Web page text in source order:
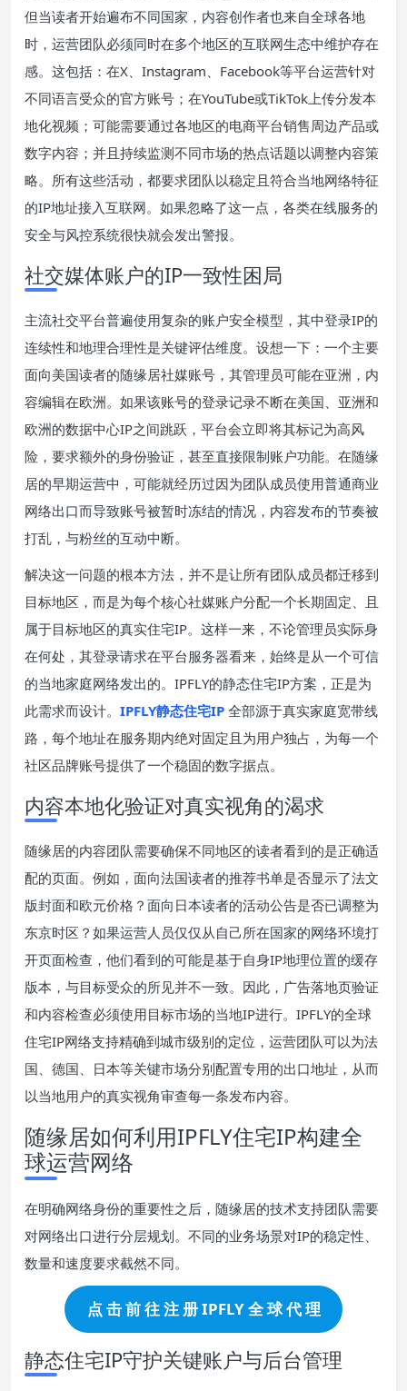
但当读者开始遍布不同国家，内容创作者也来自全球各地
时，运营团队必须同时在多个地区的互联网生态中维护存在
感。这包括：在X、Instagram、Facebook等平台运营针对
不同语言受众的官方账号；在YouTube或TikTok上传分发本
地化视频；可能需要通过各地区的电商平台销售周边产品或
数字内容；并且持续监测不同市场的热点话题以调整内容策
略。所有这些活动，都要求团队以稳定且符合当地网络特征
的IP地址接入互联网。如果忽略了这一点，各类在线服务的
安全与风控系统很快就会发出警报。
社交媒体账户的IP一致性困局
主流社交平台普遍使用复杂的账户安全模型，其中登录IP的
连续性和地理合理性是关键评估维度。设想一下：一个主要
面向美国读者的随缘居社媒账号，其管理员可能在亚洲，内
容编辑在欧洲。如果该账号的登录记录不断在美国、亚洲和
欧洲的数据中心IP之间跳跃，平台会立即将其标记为高风
险，要求额外的身份验证，甚至直接限制账户功能。在随缘
居的早期运营中，可能就经历过因为团队成员使用普通商业
网络出口而导致账号被暂时冻结的情况，内容发布的节奏被
打乱，与粉丝的互动中断。
解决这一问题的根本方法，并不是让所有团队成员都迁移到
目标地区，而是为每个核心社媒账户分配一个长期固定、且
属于目标地区的真实住宅IP。这样一来，不论管理员实际身
在何处，其登录请求在平台服务器看来，始终是从一个可信
的当地家庭网络发出的。IPFLY的静态住宅IP方案，正是为
此需求而设计。 IPFLY静态住宅IP 全部源于真实家庭宽带线
路，每个地址在服务期内绝对固定且为用户独占，为每一个
社区品牌账号提供了一个稳固的数字据点。
内容本地化验证对真实视角的渴求
随缘居的内容团队需要确保不同地区的读者看到的是正确适
配的页面。例如，面向法国读者的推荐书单是否显示了法文
版封面和欧元价格？面向日本读者的活动公告是否已调整为
东京时区？如果运营人员仅仅从自己所在国家的网络环境打
开页面检查，他们看到的可能是基于自身IP地理位置的缓存
版本，与目标受众的所见并不一致。因此，广告落地页验证
和内容检查必须使用目标市场的当地IP进行。IPFLY的全球
住宅IP网络支持精确到城市级别的定位，运营团队可以为法
国、德国、日本等关键市场分别配置专用的出口地址，从而
以当地用户的真实视角审查每一条发布内容。
随缘居如何利用IPFLY住宅IP构建全
球运营网络
在明确网络身份的重要性之后，随缘居的技术支持团队需要
对网络出口进行分层规划。不同的业务场景对IP的稳定性、
数量和速度要求截然不同。
点 击 前 往 注 册 IPFLY 全 球 代 理
静态住宅IP守护关键账户与后台管理